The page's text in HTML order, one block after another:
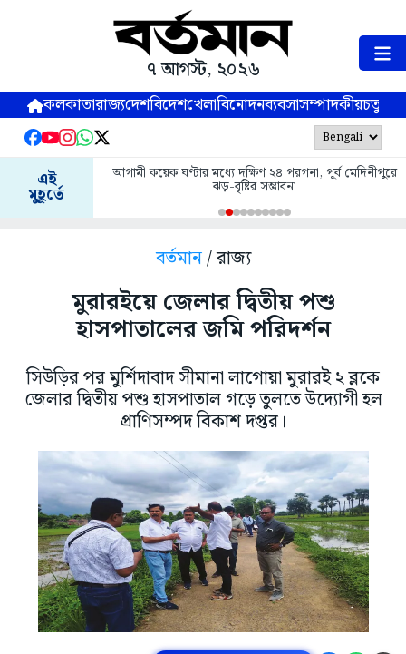
৭ আগস্ট, ২০২৬
কলকাতারাজ্যদেশবিদেশখেলাবিনোদনব্যবসাসম্পাদকীয়
এই
মুহূর্তে
পূর্ব মেদিনীপুরে জমি দখল মামলায় গ্রেপ্তার নদীয়া জেলা পরিষদের তৃণমূল
নজরুল
বর্তমান/ রাজ্য
মুরারইয়ে জেলার দ্বিতীয় পশু
হাসপাতালের জমি পরিদর্শন
সিউড়ির পর মুর্শিদাবাদ সীমানা লাগোয়া মুরারই ২ ব্লকে
জেলার দ্বিতীয় পশু হাসপাতাল গড়ে তুলতে উদ্যোগী হল
প্রাণিসম্পদ বিকাশ দপ্তর।